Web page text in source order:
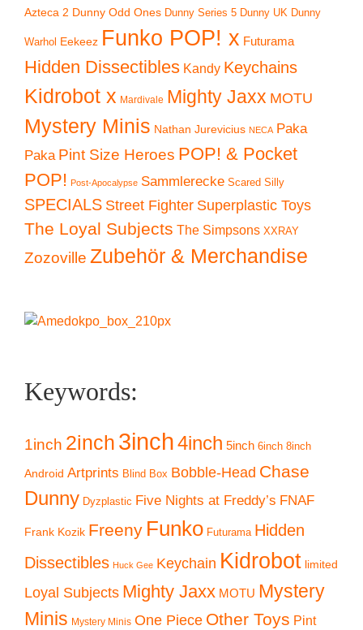
Azteca 2 Dunny Odd Ones Dunny Series 5 Dunny UK Dunny
Warhol Eekeez Funko POP! x Futurama
Hidden Dissectibles Kandy Keychains
Kidrobot x Mardivale Mighty Jaxx MOTU
Mystery Minis Nathan Jurevicius NECA Paka
Paka Pint Size Heroes POP! & Pocket
POP! Post-Apocalypse Sammlerecke Scared Silly
SPECIALS Street Fighter Superplastic Toys
The Loyal Subjects The Simpsons XXRAY
Zozoville Zubehör & Merchandise
Keywords:
1inch 2inch 3inch4inch 5inch 6inch 8inch
Android Artprints Blind Box Bobble-Head Chase
Dunny Dyzplastic Five Nights at Freddy’s FNAF
Frank Kozik Freeny Funko Futurama Hidden
Dissectibles Huck Gee Keychain Kidrobot limited
Loyal Subjects Mighty Jaxx MOTU Mystery
Minis Mystery Minis One Piece Other Toys Pint